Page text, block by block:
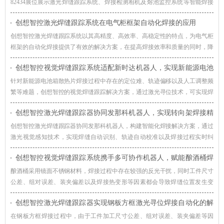
82434展位展示激光焊缝跟踪系统、焊接检测相机及熔池监控系统等智能焊接
解决方案，诚邀广大客户莅临交流，共同探讨焊接自动化与智能制造的发展趋
势。创想智控激光焊缝跟踪系统在电气柜框架自动化焊接的应用
创想智控激光焊缝跟踪系统以其高精度、高效率、高稳定性的特点，为电气柜
框架的自动化焊接提供了有效的解决方案，在提高焊接效率和质量的同时，降
低了生产成本，提升了企业的竞争力。
创想智控视觉焊缝跟踪系统适配新时达机器人，实现新能源电池
箱散热片焊接智能化升级
针对新能源电池箱散热片焊接过程中存在的定位难、轨迹偏移以及人工调整频
繁等难题，创想智控的视觉焊缝跟踪解决方案，通过激光寻位技术，可实现焊
接过程智能化升级。
创想智控激光焊缝跟踪器协同发那科机器人，实现转向架焊接精
准自动化
创想智控激光焊缝跟踪器协同发那科机器人，构建智能化焊接解决方案，通过
激光视觉感知技术，实现焊缝自动识别、轨迹自动校准以及焊接过程实时纠
偏，提升机器人焊接系统对车辆转向架适应能力。
创想智控视觉焊缝跟踪系统携手多可协作机器人，赋能酿酒桶焊
接智能化升级
酿酒桶采用镜面不锈钢材料，焊接过程中存在较强的反光干扰，同时工件尺寸
公差、组对误差、装夹偏差以及焊接热变形等因素都会导致焊缝位置发生变
化，创想智控视觉焊缝跟踪系统通过实时视觉检测与智能轨迹修正技术，赋能
酿酒桶焊接智能化升级。
创想智控激光焊缝跟踪器实现钢板方框激光寻位焊接自动化的解
决方案
在钢板方框焊接过程中，由于工件加工尺寸公差、组对误差、装夹偏差等因